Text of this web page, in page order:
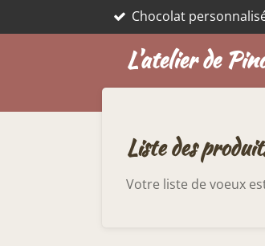
au
Chocolat
L'atelier de
Liste des
Votre liste de voeux